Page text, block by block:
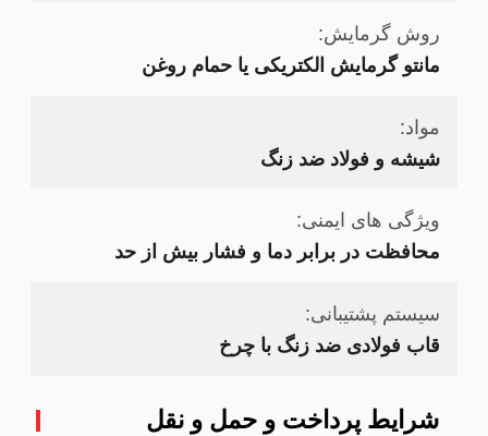
روش گرمایش:
مانتو گرمایش الکتریکی یا حمام روغن
مواد:
شیشه و فولاد ضد زنگ
ویژگی های ایمنی:
محافظت در برابر دما و فشار بیش از حد
سیستم پشتیبانی:
قاب فولادی ضد زنگ با چرخ
شرایط پرداخت و حمل و نقل